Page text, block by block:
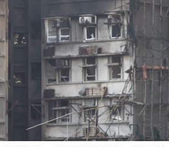
苑保險賠償、大維修剩餘款項等問題。（廖雁雄攝）